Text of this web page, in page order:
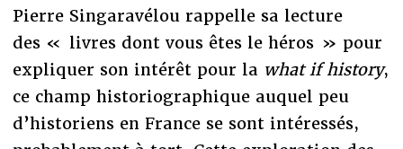
Pierre Singaravélou rappelle sa lecture
des « livres dont vous êtes le héros » pour
expliquer son intérêt pour la what if history,
ce champ historiographique auquel peu
d’historiens en France se sont intéressés,